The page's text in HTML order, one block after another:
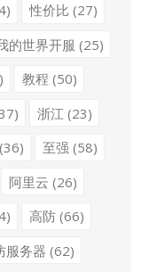
性价比 (27)
的世界开服 (25)
教程 (50)
浙江 (23)
(36) 至强 (58)
阿里云 (26)
高防(66)
服务器 (62)